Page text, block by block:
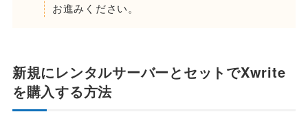
お進みください。
新規にレンタルサーバーとセットでXwrite
を購入する方法